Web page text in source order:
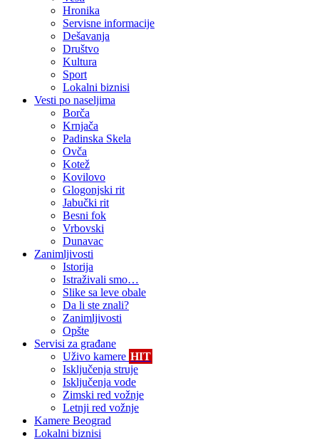
Hronika
Servisne informacije
Dešavanja
Društvo
Kultura
Sport
Lokalni biznisi
Vesti po naseljima
Borča
Krnjača
Padinska Skela
Ovča
Kotež
Kovilovo
Glogonjski rit
Jabučki rit
Besni fok
Vrbovski
Dunavac
Zanimljivosti
Istorija
Istraživali smo…
Slike sa leve obale
Da li ste znali?
Zanimljivosti
Opšte
Servisi za građane
Uživo kamere HIT
Isključenja struje
Isključenja vode
Zimski red vožnje
Letnji red vožnje
Kamere Beograd
Lokalni biznisi